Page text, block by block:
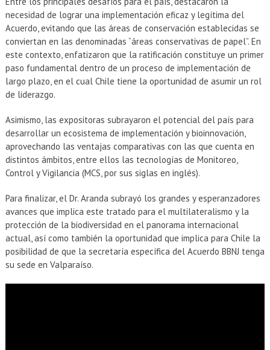
necesidad de lograr una implementación eficaz y legítima del
Acuerdo, evitando que las áreas de conservación establecidas se
conviertan en las denominadas “áreas conservativas de papel”. En
este contexto, enfatizaron que la ratificación constituye un primer
paso fundamental dentro de un proceso de implementación de
largo plazo, en el cual Chile tiene la oportunidad de asumir un rol
de liderazgo.
Asimismo, las expositoras subrayaron el potencial del país para
desarrollar un ecosistema de implementación y bioinnovación,
aprovechando las ventajas comparativas con las que cuenta en
distintos ámbitos, entre ellos las tecnologías de Monitoreo,
Control y Vigilancia (MCS, por sus siglas en inglés).
Para finalizar, el Dr. Aranda subrayó los grandes y esperanzadores
avances que implica este tratado para el multilateralismo y la
protección de la biodiversidad en el panorama internacional
actual, así como también la oportunidad que implica para Chile la
posibilidad de que la secretaría específica del Acuerdo BBNJ tenga
su sede en Valparaíso.